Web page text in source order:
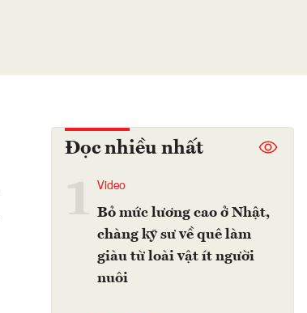
Đọc nhiều nhất
Video
Bỏ mức lương cao ở Nhật,
chàng kỹ sư về quê làm
giàu từ loài vật ít người
nuôi